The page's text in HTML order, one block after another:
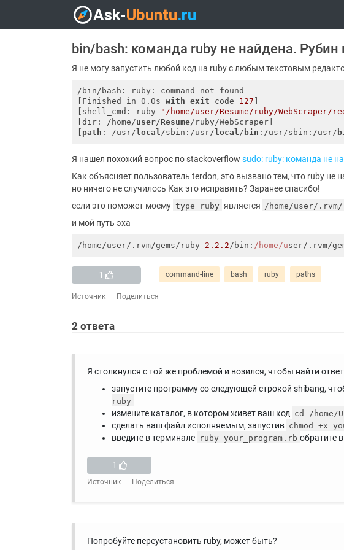
bin/bash: команда ruby ​​не найдена. Рубин
Я не могу запустить любой код на ruby ​​с любым текстовым
/bin/bash: ruby: command not found
[Finished in 0.0s with exit code 127
[shell_cmd: ruby
"/home/user/Resume/ruby/WebScraper/
[dir: /home/user/Resume/ruby/WebScraper]
path : /usr/ local/sbin:/usr/ local/ bin :/usr/sbin:/usr/
Я нашел похожий вопрос по stackoverflow sudo: ruby: команда не
Как объясняет пользователь terdon, это вызвано тем, что ruby ​​не
но ничего не случилось Как это исправить? Заранее спасибо!
если это поможет моему type ruby является /home/user/
и мой путь эха
/home/user/.rvm/gems/ruby -2.2 .2/bin: /home/user/.rvm/
1 command-line bash ruby paths
Источник Поделиться
2 ответа
Я столкнулся с той же проблемой и возился, чтобы найти
запустите программу со следующей строкой shibang,
ruby
измените каталог, в котором живет ваш код cd /home/
сделать ваш файл исполняемым, запустив chmod +x
введите в терминале ruby your_program.rb обратите
1
Источник Поделиться
Попробуйте переустановить ruby, может быть?